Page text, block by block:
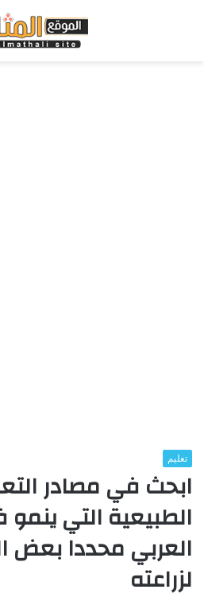
تعليم
ابحث في مصادر
الطبيعية التي
العربي محددا بعض
لزراعته